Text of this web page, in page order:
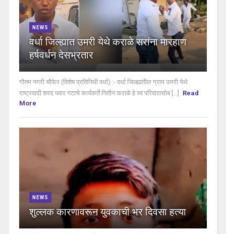
NEWS
वर्धा जिल्ह्यात उमरी येथे कराळे सरांना मारहाण
हर्षवर्धन देसभ्रतार
गौतम नगरी चौफेर (विशेष प्रतिनिधी वर्धा) :- वर्धा जिल्ह्यातील ग्राम उमरी येथे
राष्ट्रवादी शरद पवार गटाचे कार्यकर्ते नितीन कराळे हे स्व परिवारासोब [...]
Read
More
NEWS
शुल्लक कारणावरून युवकाची भर दिवसा हत्या